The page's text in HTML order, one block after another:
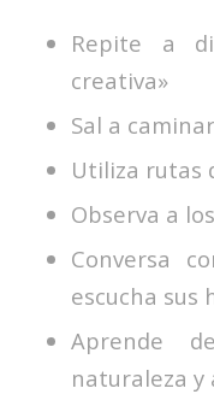
Repite a
creativa»
Sal a caminar
Utiliza rutas
Observa a
Conversa
escucha sus
Aprende
naturaleza y